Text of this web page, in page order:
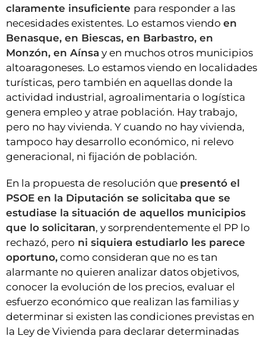
claramente insuficiente para responder a las
necesidades existentes. Lo estamos viendo en
Benasque, en Biescas, en Barbastro, en
Monzón, en Aínsa y en muchos otros municipios
altoaragoneses. Lo estamos viendo en localidades
turísticas, pero también en aquellas donde la
actividad industrial, agroalimentaria o logística
genera empleo y atrae población. Hay trabajo,
pero no hay vivienda. Y cuando no hay vivienda,
tampoco hay desarrollo económico, ni relevo
generacional, ni fijación de población.
En la propuesta de resolución que presentó el
PSOE en la Diputación se solicitaba que se
estudiase la situación de aquellos municipios
que lo solicitaran, y sorprendentemente el PP lo
rechazó, pero ni siquiera estudiarlo les parece
oportuno, como consideran que no es tan
alarmante no quieren analizar datos objetivos,
conocer la evolución de los precios, evaluar el
esfuerzo económico que realizan las familias y
determinar si existen las condiciones previstas en
la Ley de Vivienda para declarar determinadas